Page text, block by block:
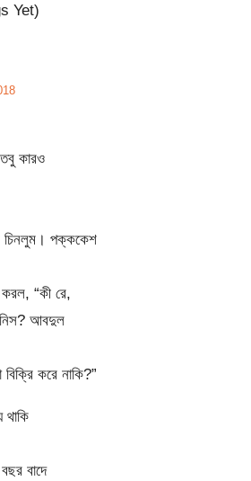
Yet)
কারও
পক্ককেশ
“কী রে,
আবদুল
বিক্রি করে নাকি?”
বাদে